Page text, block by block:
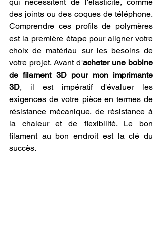
des joints ou des coques de téléphone.
Comprendre ces profils de polymères
est la première étape pour aligner votre
choix de matériau sur les besoins de
votre projet. Avant d'acheter une bobine
de filament 3D pour mon imprimante
3D, il est impératif d'évaluer les
exigences de votre pièce en termes de
résistance mécanique, de résistance à
la chaleur et de flexibilité. Le bon
filament au bon endroit est la clé du
succès.